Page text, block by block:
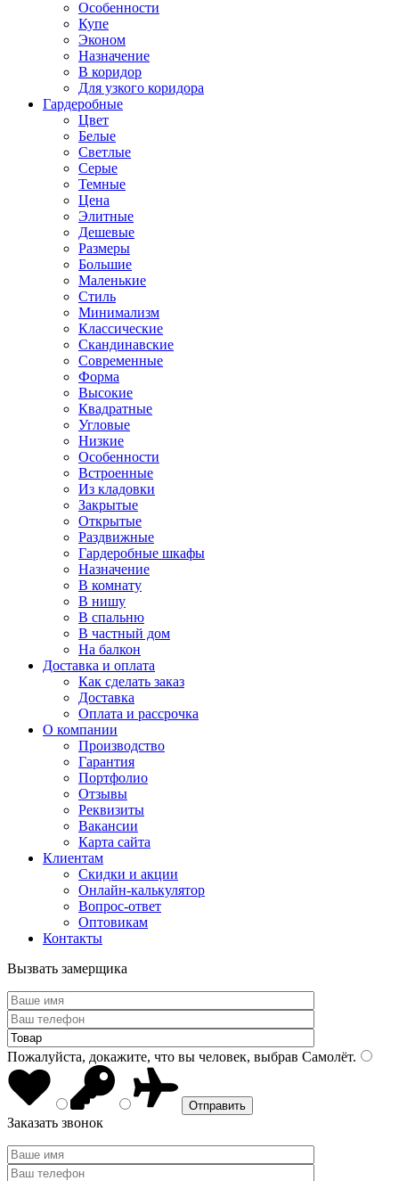
Особенности
Купе
Эконом
Назначение
В коридор
Для узкого коридора
Гардеробные
Цвет
Белые
Светлые
Серые
Темные
Цена
Элитные
Дешевые
Размеры
Большие
Маленькие
Стиль
Минимализм
Классические
Скандинавские
Современные
Форма
Высокие
Квадратные
Угловые
Низкие
Особенности
Встроенные
Из кладовки
Закрытые
Открытые
Раздвижные
Гардеробные шкафы
Назначение
В комнату
В нишу
В спальню
В частный дом
На балкон
Доставка и оплата
Как сделать заказ
Доставка
Оплата и рассрочка
О компании
Производство
Гарантия
Портфолио
Отзывы
Реквизиты
Вакансии
Карта сайта
Клиентам
Скидки и акции
Онлайн-калькулятор
Вопрос-ответ
Оптовикам
Контакты
Вызвать замерщика
Пожалуйста, докажите, что вы человек, выбрав Самолёт.
Заказать звонок